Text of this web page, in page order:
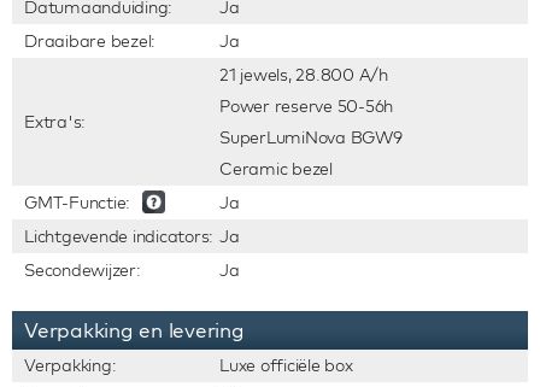
Datumaanduiding:
Ja
Draaibare bezel:
Ja
Extra's:
21 jewels, 28.800 A/h
Power reserve 50-56h
SuperLumiNova BGW9
Ceramic bezel
GMT-Functie:
Ja
Lichtgevende indicators: Ja
Secondewijzer:
Ja
Verpakking en levering
Verpakking:
Luxe officiële box